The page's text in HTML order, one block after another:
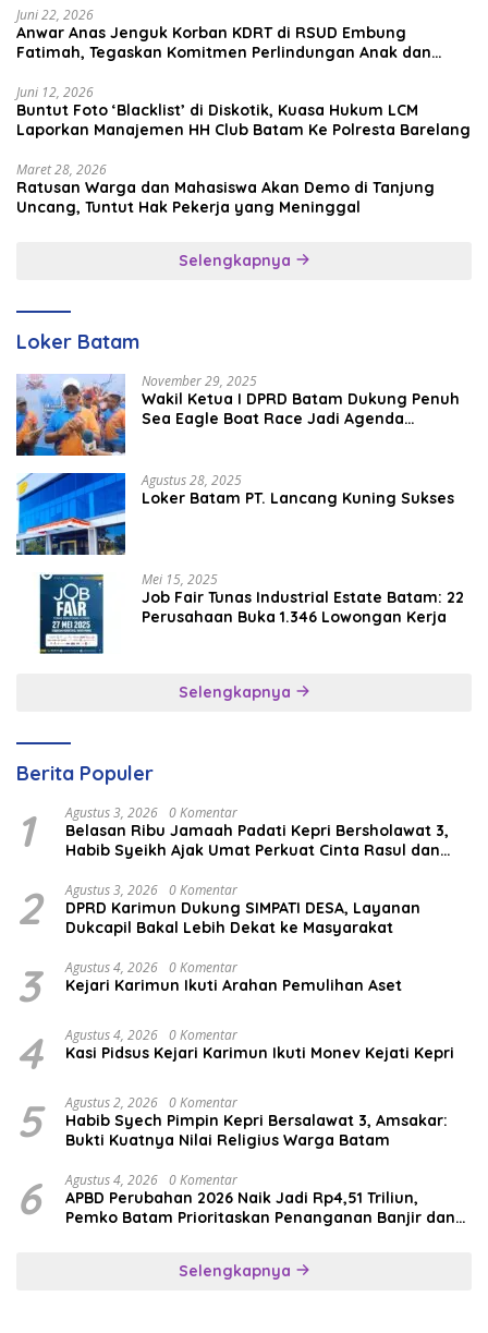
Juni 22, 2026
Anwar Anas Jenguk Korban KDRT di RSUD Embung
Fatimah, Tegaskan Komitmen Perlindungan Anak dan
Juni 12, 2026
Buntut Foto ‘Blacklist’ di Diskotik, Kuasa Hukum LCM
Laporkan Manajemen HH Club Batam Ke Polresta Barelang
Maret 28, 2026
Ratusan Warga dan Mahasiswa Akan Demo di Tanjung
Uncang, Tuntut Hak Pekerja yang Meninggal
Selengkapnya
Loker Batam
November 29, 2025
Wakil Ketua I DPRD Batam Dukung Penuh
Sea Eagle Boat Race Jadi Agenda
Agustus 28, 2025
Loker Batam PT. Lancang Kuning Sukses
Mei 15, 2025
Job Fair Tunas Industrial Estate Batam: 22
Perusahaan Buka 1.346 Lowongan Kerja
Selengkapnya
Berita Populer
1 Agustus 3, 2026 0 Komentar
Belasan Ribu Jamaah Padati Kepri Bersholawat 3,
Habib Syeikh Ajak Umat Perkuat Cinta Rasul dan
2 Agustus 3, 2026 0 Komentar
DPRD Karimun Dukung SIMPATI DESA, Layanan
Dukcapil Bakal Lebih Dekat ke Masyarakat
3 Agustus 4, 2026 0 Komentar
Kejari Karimun Ikuti Arahan Pemulihan Aset
4 Agustus 4, 2026 0 Komentar
Kasi Pidsus Kejari Karimun Ikuti Monev Kejati Kepri
5 Agustus 2, 2026 0 Komentar
Habib Syech Pimpin Kepri Bersalawat 3, Amsakar:
Bukti Kuatnya Nilai Religius Warga Batam
6 Agustus 4, 2026 0 Komentar
APBD Perubahan 2026 Naik Jadi Rp4,51 Triliun,
Pemko Batam Prioritaskan Penanganan Banjir dan
Selengkapnya